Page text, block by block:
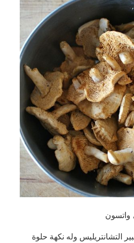
واتسون
التشانتريليس وله نكهة حلوة